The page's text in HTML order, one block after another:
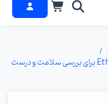
تست کردن وضعیت Ether Channel برای بررسی سلامت و درست